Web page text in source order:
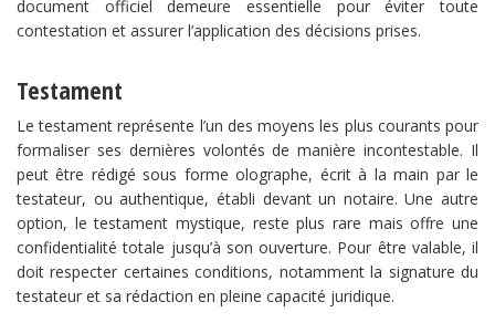
document officiel demeure essentielle pour éviter toute
contestation et assurer l’application des décisions prises.
Testament
Le testament représente l’un des moyens les plus courants pour
formaliser ses dernières volontés de manière incontestable. Il
peut être rédigé sous forme olographe, écrit à la main par le
testateur, ou authentique, établi devant un notaire. Une autre
option, le testament mystique, reste plus rare mais offre une
confidentialité totale jusqu’à son ouverture. Pour être valable, il
doit respecter certaines conditions, notamment la signature du
testateur et sa rédaction en pleine capacité juridique.